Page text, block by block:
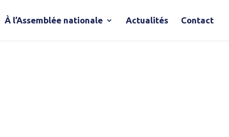
À l’Assemblée nationale Actualités Contact